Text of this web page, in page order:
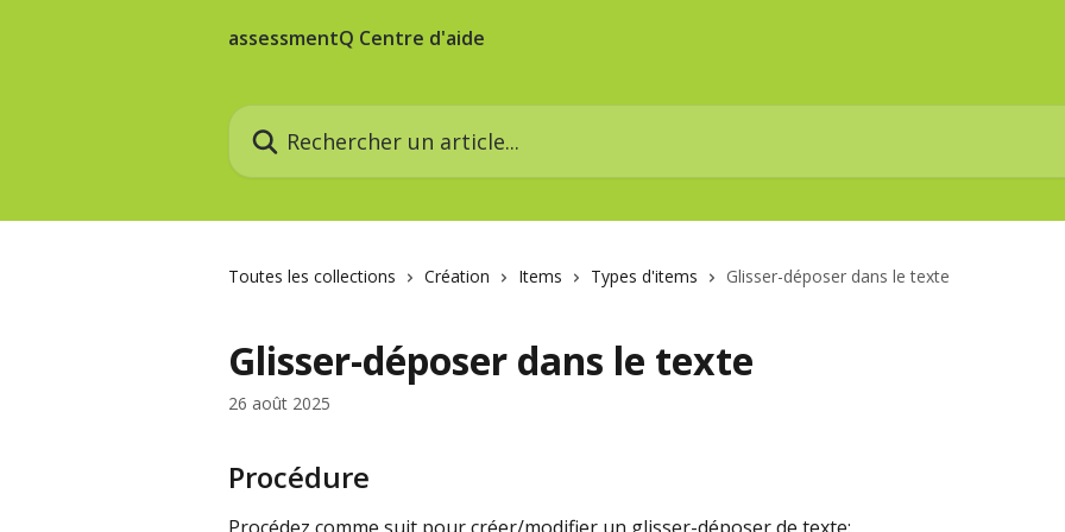
assessmentQ Centre d'aide
Rechercher un article...
Toutes les collections Création Items Types d'items Glisser-déposer dans le texte
Glisser-déposer dans le texte
26 août 2025
Procédure